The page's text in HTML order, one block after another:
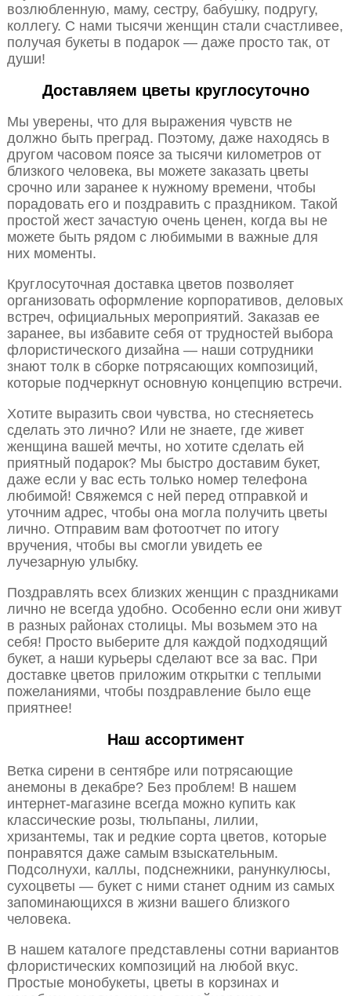
возлюбленную, маму, сестру, бабушку, подругу,
коллегу. С нами тысячи женщин стали счастливее,
получая букеты в подарок — даже просто так, от
души!
Доставляем цветы круглосуточно
Мы уверены, что для выражения чувств не
должно быть преград. Поэтому, даже находясь в
другом часовом поясе за тысячи километров от
близкого человека, вы можете заказать цветы
срочно или заранее к нужному времени, чтобы
порадовать его и поздравить с праздником. Такой
простой жест зачастую очень ценен, когда вы не
можете быть рядом с любимыми в важные для
них моменты.
Круглосуточная доставка цветов позволяет
организовать оформление корпоративов, деловых
встреч, официальных мероприятий. Заказав ее
заранее, вы избавите себя от трудностей выбора
флористического дизайна — наши сотрудники
знают толк в сборке потрясающих композиций,
которые подчеркнут основную концепцию встречи.
Хотите выразить свои чувства, но стесняетесь
сделать это лично? Или не знаете, где живет
женщина вашей мечты, но хотите сделать ей
приятный подарок? Мы быстро доставим букет,
даже если у вас есть только номер телефона
любимой! Свяжемся с ней перед отправкой и
уточним адрес, чтобы она могла получить цветы
лично. Отправим вам фотоотчет по итогу
вручения, чтобы вы смогли увидеть ее
лучезарную улыбку.
Поздравлять всех близких женщин с праздниками
лично не всегда удобно. Особенно если они живут
в разных районах столицы. Мы возьмем это на
себя! Просто выберите для каждой подходящий
букет, а наши курьеры сделают все за вас. При
доставке цветов приложим открытки с теплыми
пожеланиями, чтобы поздравление было еще
приятнее!
Наш ассортимент
Ветка сирени в сентябре или потрясающие
анемоны в декабре? Без проблем! В нашем
интернет-магазине всегда можно купить как
классические розы, тюльпаны, лилии,
хризантемы, так и редкие сорта цветов, которые
понравятся даже самым взыскательным.
Подсолнухи, каллы, подснежники, ранункулюсы,
сухоцветы — букет с ними станет одним из самых
запоминающихся в жизни вашего близкого
человека.
В нашем каталоге представлены сотни вариантов
флористических композиций на любой вкус.
Простые монобукеты, цветы в корзинах и